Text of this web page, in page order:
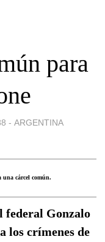
para
- ARGENTINA
una cárcel común.
federal Gonzalo
los crímenes de